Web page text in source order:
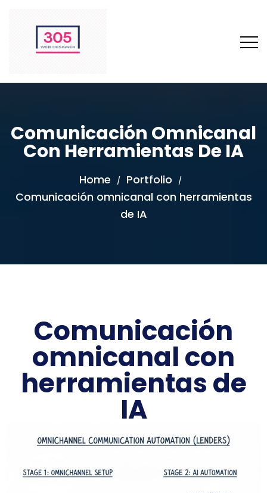
Comunicación Omnicanal
Con Herramientas De IA
Home / Portfolio /
Comunicación omnicanal con herramientas
de IA
Comunicación
omnicanal con
herramientas de
IA